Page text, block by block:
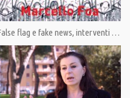
False flag e fake news, interventi di Enrica Perucchietti e Marcello Foa